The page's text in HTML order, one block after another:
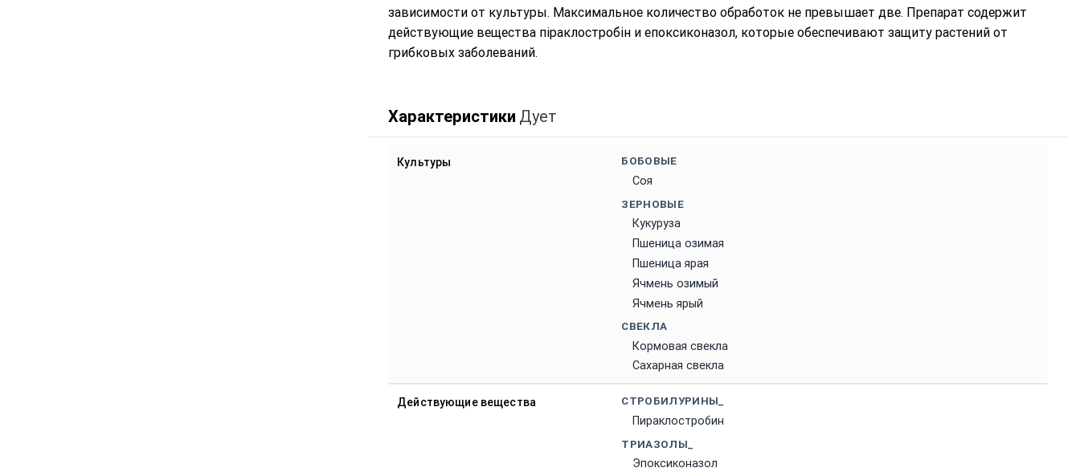
зависимости от культуры. Максимальное количество обработок не превышает две. Препарат содержит
действующие вещества піраклостробін и епоксиконазол, которые обеспечивают защиту растений от
грибковых заболеваний.
Характеристики Дует
Культуры БОБОВЫЕ
Соя
ЗЕРНОВЫЕ
Кукуруза
Пшеница озимая
Пшеница ярая
Ячмень озимый
Ячмень ярый
СВЕКЛА
Кормовая свекла
Сахарная свекла
Действующие вещества СТРОБИЛУРИНЫ_
Пираклостробин
ТРИАЗОЛЫ_
Эпоксиконазол